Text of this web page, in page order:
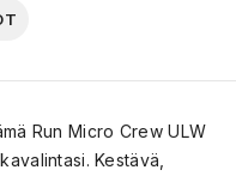
Run Micro Crew ULW
Kestävä,